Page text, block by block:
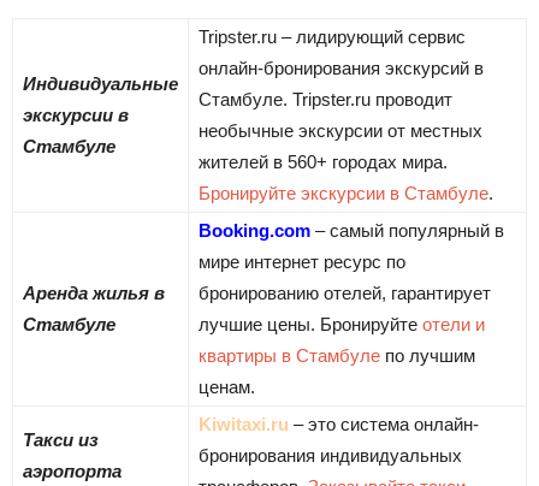
Индивидуальные
экскурсии в
Стамбуле
Tripster.ru – лидирующий сервис
онлайн-бронирования экскурсий в
Стамбуле. Tripster.ru проводит
необычные экскурсии от местных
жителей в 560+ городах мира.
Бронируйте экскурсии в Стамбуле.
Аренда жилья в
Стамбуле
Booking.com – самый популярный в
мире интернет ресурс по
бронированию отелей, гарантирует
лучшие цены. Бронируйте отели и
квартиры в Стамбуле по лучшим
ценам.
Такси из
аэропорта
Kiwitaxi.ru – это система онлайн-
бронирования индивидуальных